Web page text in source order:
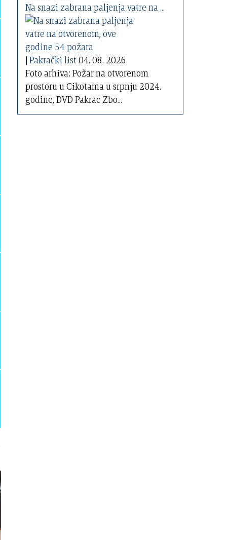
Na snazi zabrana paljenja vatre na ...
|Pakrački list04. 08. 2026
Foto arhiva: Požar na otvorenom
prostoru u Cikotama u srpnju 2024.
godine, DVD Pakrac Zbo...